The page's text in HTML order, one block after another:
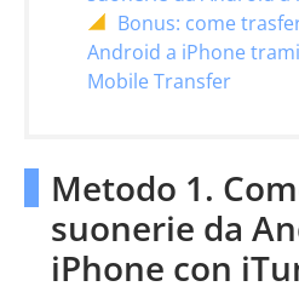
Bonus: come
Android a iPhone
Mobile Transfer
Metodo 1.
suonerie da
iPhone con